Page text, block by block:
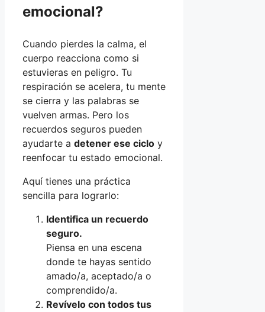
emocional?
Cuando pierdes la calma, el
cuerpo reacciona como si
estuvieras en peligro. Tu
respiración se acelera, tu mente
se cierra y las palabras se
vuelven armas. Pero los
recuerdos seguros pueden
ayudarte a detener ese ciclo y
reenfocar tu estado emocional.
Aquí tienes una práctica
sencilla para lograrlo:
Identifica un recuerdo
seguro.
Piensa en una escena
donde te hayas sentido
amado/a, aceptado/a o
comprendido/a.
Revívelo con todos tus